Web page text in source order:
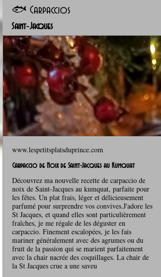
🐟 Carpaccios
Saint‑Jacques
www.lespetitsplatsduprince.com
Carpaccio de Noix de Saint-Jacques au Kumquat
Découvrez ma nouvelle recette de carpaccio de
noix de Saint-Jacques au kumquat, parfaite pour
les fêtes. Un plat frais, léger et délicieusement
parfumé pour surprendre vos convives.J'adore les
St Jacques, et quand elles sont particulièrement
fraîches, je me régale de les déguster en
carpaccio. Finement escalopées, je les fais
mariner généralement avec des agrumes ou du
fruit de la passion qui se marient parfaitement
avec la chair nacrée des coquillages. La chair de
la St Jacques crue a une saveu